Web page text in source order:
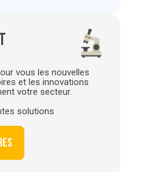
vous les nouvelles
et les innovations
votre secteur.
solutions